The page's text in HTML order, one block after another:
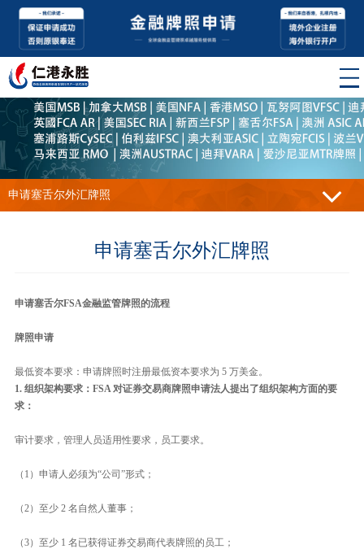
申请塞舌尔外汇牌照
申请塞舌尔外汇牌照
申请塞舌尔FSA金融监管牌照的流程
牌照申请
最低资本要求：申请牌照时注册最低资本要求为 5 万美金。
1. 组织架构要求：FSA 对证券交易商牌照申请法人提出了组织架构方面的要
求：
审计要求，管理人员适用性要求，员工要求。
（1）申请人必须为“公司”形式；
（2）至少 2 名自然人董事；
（3）至少 1 名已获得证券交易商代表牌照的员工；